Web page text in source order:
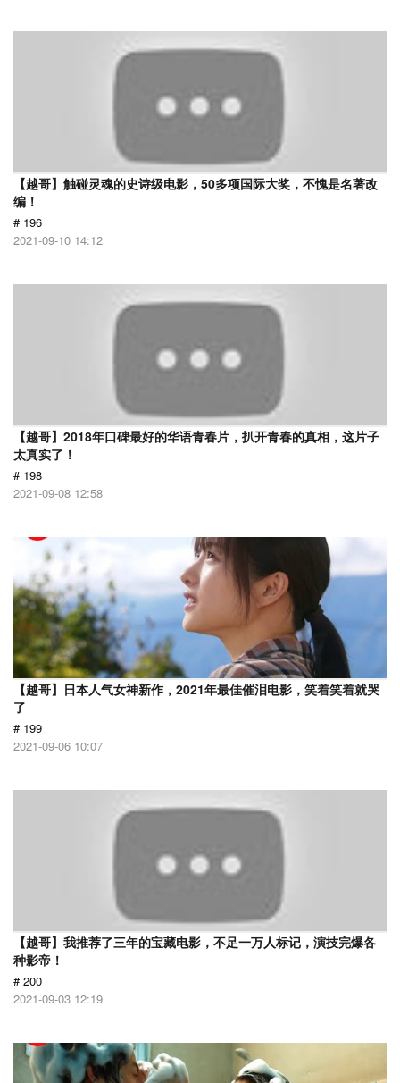
【越哥】触碰灵魂的史诗级电影，50多项国际大奖，不愧是名著改
编！
# 196
2021-09-10 14:12
【越哥】2018年口碑最好的华语青春片，扒开青春的真相，这片子
太真实了！
# 198
2021-09-08 12:58
【越哥】日本人气女神新作，2021年最佳催泪电影，笑着笑着就哭
了
# 199
2021-09-06 10:07
【越哥】我推荐了三年的宝藏电影，不足一万人标记，演技完爆各
种影帝！
# 200
2021-09-03 12:19